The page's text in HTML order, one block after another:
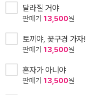
달라질 거야
판매가 13,500원
토끼야, 꽃구경 가자!
판매가 13,500원
혼자가 아니야
판매가 13,500원